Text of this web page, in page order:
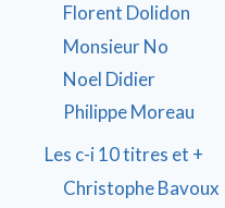
Florent Dolidon
Monsieur No
Noel Didier
Philippe Moreau
Les c-i 10 titres et +
Christophe Bavoux